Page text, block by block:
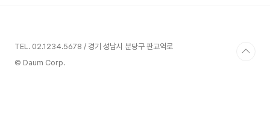
TEL. 02.1234.5678 / 경기 성남시 분당구 판교역로
© Daum Corp.